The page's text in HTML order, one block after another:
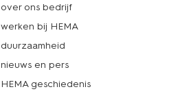
over ons bedrijf
werken bij HEMA
duurzaamheid
nieuws en pers
HEMA geschiedenis